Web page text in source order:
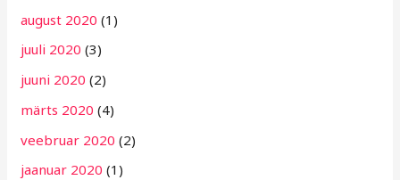
august 2020 (1)
juuli 2020 (3)
juuni 2020 (2)
märts 2020 (4)
veebruar 2020 (2)
jaanuar 2020 (1)